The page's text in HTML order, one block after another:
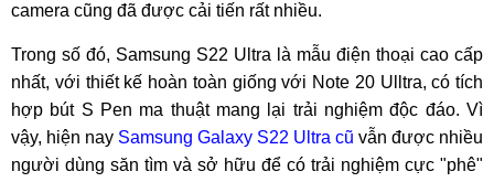
camera cũng đã được cải tiến rất nhiều.
Trong số đó, Samsung S22 Ultra là mẫu điện thoại cao cấp
nhất, với thiết kế hoàn toàn giống với Note 20 Ulltra, có tích
hợp bút S Pen ma thuật mang lại trải nghiệm độc đáo. Vì
vậy, hiện nay Samsung Galaxy S22 Ultra cũ vẫn được nhiều
người dùng săn tìm và sở hữu để có trải nghiệm cực "phê"